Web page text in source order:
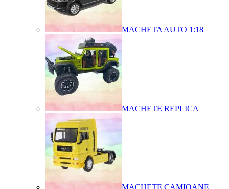
MACHETA AUTO 1:18
MACHETE REPLICA
MACHETE CAMIOANE